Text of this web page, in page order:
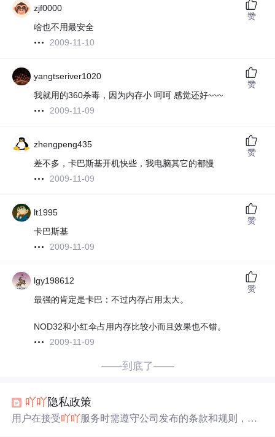
zjf0000
啥也不用最安全
2009-11-10
赞
yangtseriver1020
我就用的360杀毒，因为内存小 呵呵 感觉还好~~~
2009-11-09
赞
zhengpeng435
差不多，卡巴斯基开机快些，我电脑其它的都慢
2009-11-09
赞
lt1995
卡巴斯基
2009-11-09
赞
lgy198612
最强的肯定是卡巴：不过内存占用太大。
NOD32和小红伞占用内存比较小而且效果也不错。
2009-11-09
赞
——到底了——
吖吖 隐私政策
用户在接受吖吖服务时需遵守公司发布的条款和规则，自